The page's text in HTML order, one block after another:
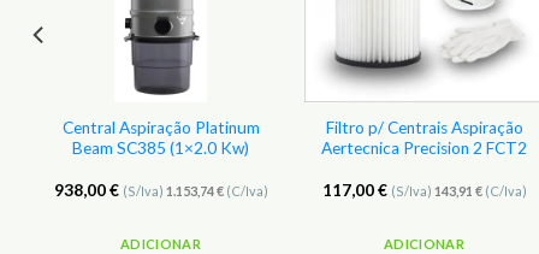
Central Aspiração Platinum
Beam SC385 (1×2.0 Kw)
938,00€ (S/Iva) 1.153,74€(C/Iva)
ADICIONAR
Filtro p/ Centrais Aspiração
Aertecnica Precision 2 FCT2
117,00€ (S/Iva) 143,91 €(C/Iva)
ADICIONAR